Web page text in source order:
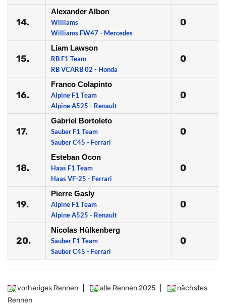
14.
Alexander Albon
Williams
Williams FW47 - Mercedes
0
15.
Liam Lawson
RB F1 Team
RB VCARB 02 - Honda
0
16.
Franco Colapinto
Alpine F1 Team
Alpine A525 - Renault
0
17.
Gabriel Bortoleto
Sauber F1 Team
Sauber C45 - Ferrari
0
18.
Esteban Ocon
Haas F1 Team
Haas VF-25 - Ferrari
0
19.
Pierre Gasly
Alpine F1 Team
Alpine A525 - Renault
0
20.
Nicolas Hülkenberg
Sauber F1 Team
Sauber C45 - Ferrari
0
vorheriges Rennen alle Rennen 2025
nächstes
Rennen